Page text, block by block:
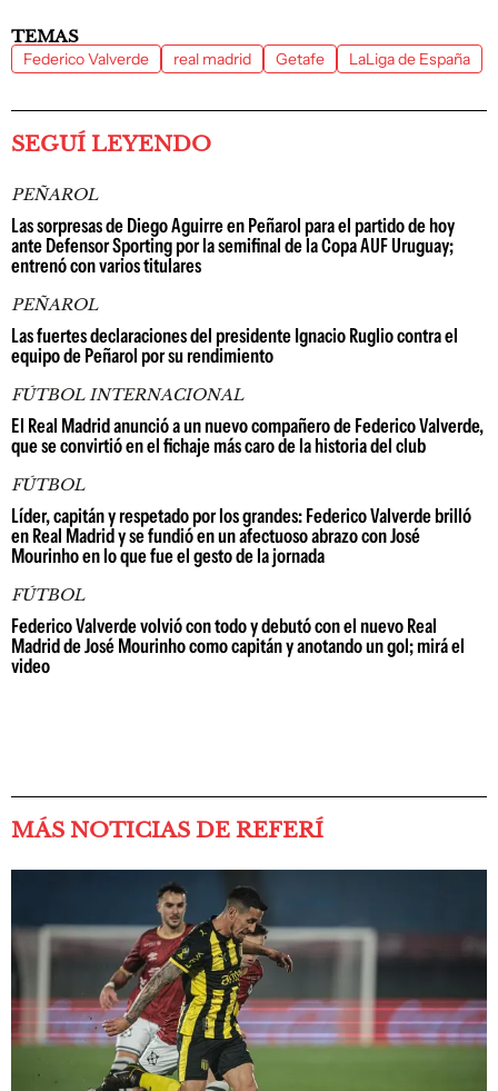
TEMAS
Federico Valverde real madrid Getafe LaLiga de España
SEGUÍ LEYENDO
PEÑAROL
Las sorpresas de Diego Aguirre en Peñarol para el partido de hoy
ante Defensor Sporting por la semifinal de la Copa AUF Uruguay;
entrenó con varios titulares
PEÑAROL
Las fuertes declaraciones del presidente Ignacio Ruglio contra el
equipo de Peñarol por su rendimiento
FÚTBOL INTERNACIONAL
El Real Madrid anunció a un nuevo compañero de Federico Valverde,
que se convirtió en el fichaje más caro de la historia del club
FÚTBOL
Líder, capitán y respetado por los grandes: Federico Valverde brilló
en Real Madrid y se fundió en un afectuoso abrazo con José
Mourinho en lo que fue el gesto de la jornada
FÚTBOL
Federico Valverde volvió con todo y debutó con el nuevo Real
Madrid de José Mourinho como capitán y anotando un gol; mirá el
video
MÁS NOTICIAS DE REFERÍ